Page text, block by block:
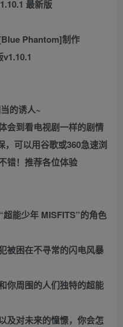
最新版
Phantom]制作
的诱人~
会到看电视剧一样的剧情
，可以用谷歌或360急速浏
错！推荐各位体验
能少年 MISFITS”的角色
被困在不寻常的闪电风暴
你周围的人们独特的超能
及对未来的憧憬，你会怎